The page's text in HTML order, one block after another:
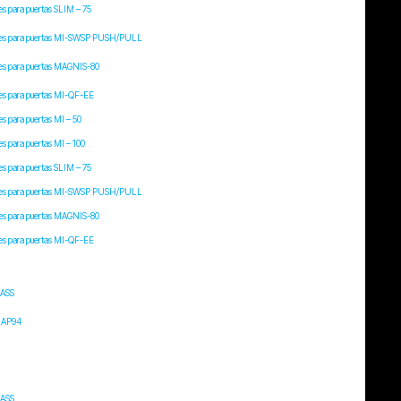
para puertas SLIM – 75
para puertas MI-SWSP PUSH/PULL
para puertas MAGNIS-80
para puertas MI-QF-EE
para puertas MI – 50
para puertas MI – 100
para puertas SLIM – 75
para puertas MI-SWSP PUSH/PULL
para puertas MAGNIS-80
para puertas MI-QF-EE